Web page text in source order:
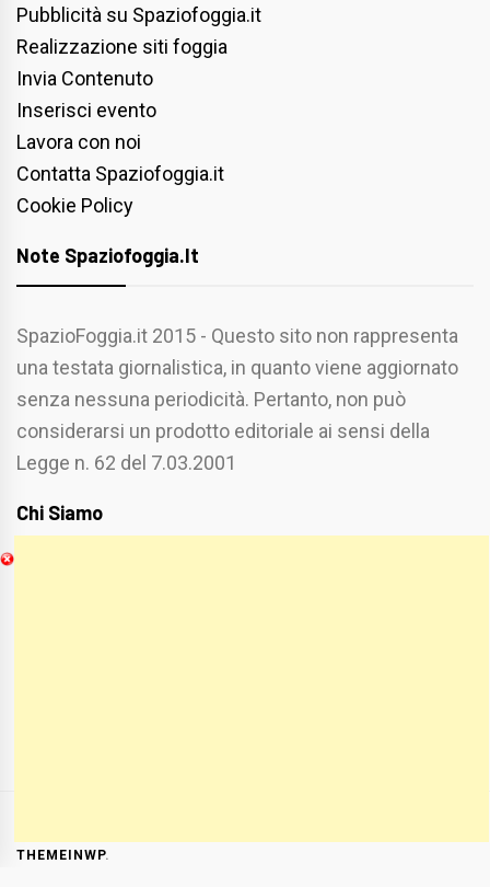
Pubblicità su Spaziofoggia.it
Realizzazione siti foggia
Invia Contenuto
Inserisci evento
Lavora con noi
Contatta Spaziofoggia.it
Cookie Policy
Note Spaziofoggia.it
SpazioFoggia.it 2015 - Questo sito non rappresenta
una testata giornalistica, in quanto viene aggiornato
senza nessuna periodicità. Pertanto, non può
considerarsi un prodotto editoriale ai sensi della
Legge n. 62 del 7.03.2001
Chi Siamo
THEMEINWP.